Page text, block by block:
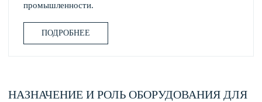
промышленности.
ПОДРОБНЕЕ
НАЗНАЧЕНИЕ И РОЛЬ ОБОРУДОВАНИЯ ДЛЯ